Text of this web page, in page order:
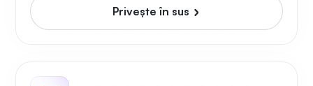
Priveşte în sus